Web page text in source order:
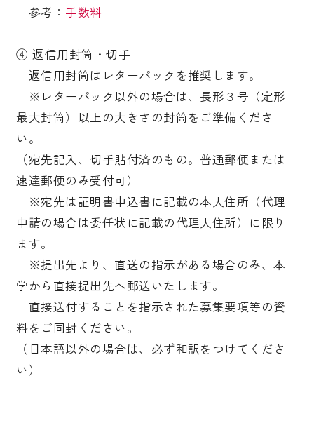
参考： 手数料
④ 返信用封筒・切手
返信用封筒はレターパックを推奨します。
※レターパック以外の場合は、長形３号（定形
最大封筒）以上の大きさの封筒をご準備くださ
い。
（宛先記入、切手貼付済のもの。普通郵便または
速達郵便のみ受付可）
※宛先は証明書申込書に記載の本人住所（代理
申請の場合は委任状に記載の代理人住所）に限り
ます。
※提出先より、直送の指示がある場合のみ、本
学から直接提出先へ郵送いたします。
直接送付することを指示された募集要項等の資
料をご同封ください。
（日本語以外の場合は、必ず和訳をつけてくださ
い）